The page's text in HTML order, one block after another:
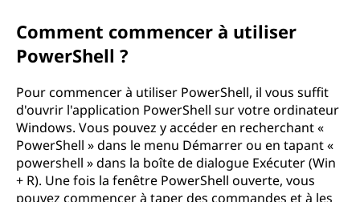
Comment commencer à utiliser
PowerShell ?
Pour commencer à utiliser PowerShell, il vous suffit
d'ouvrir l'application PowerShell sur votre ordinateur
Windows. Vous pouvez y accéder en recherchant «
PowerShell » dans le menu Démarrer ou en tapant «
powershell » dans la boîte de dialogue Exécuter (Win
+ R). Une fois la fenêtre PowerShell ouverte, vous
pouvez commencer à taper des commandes et à les